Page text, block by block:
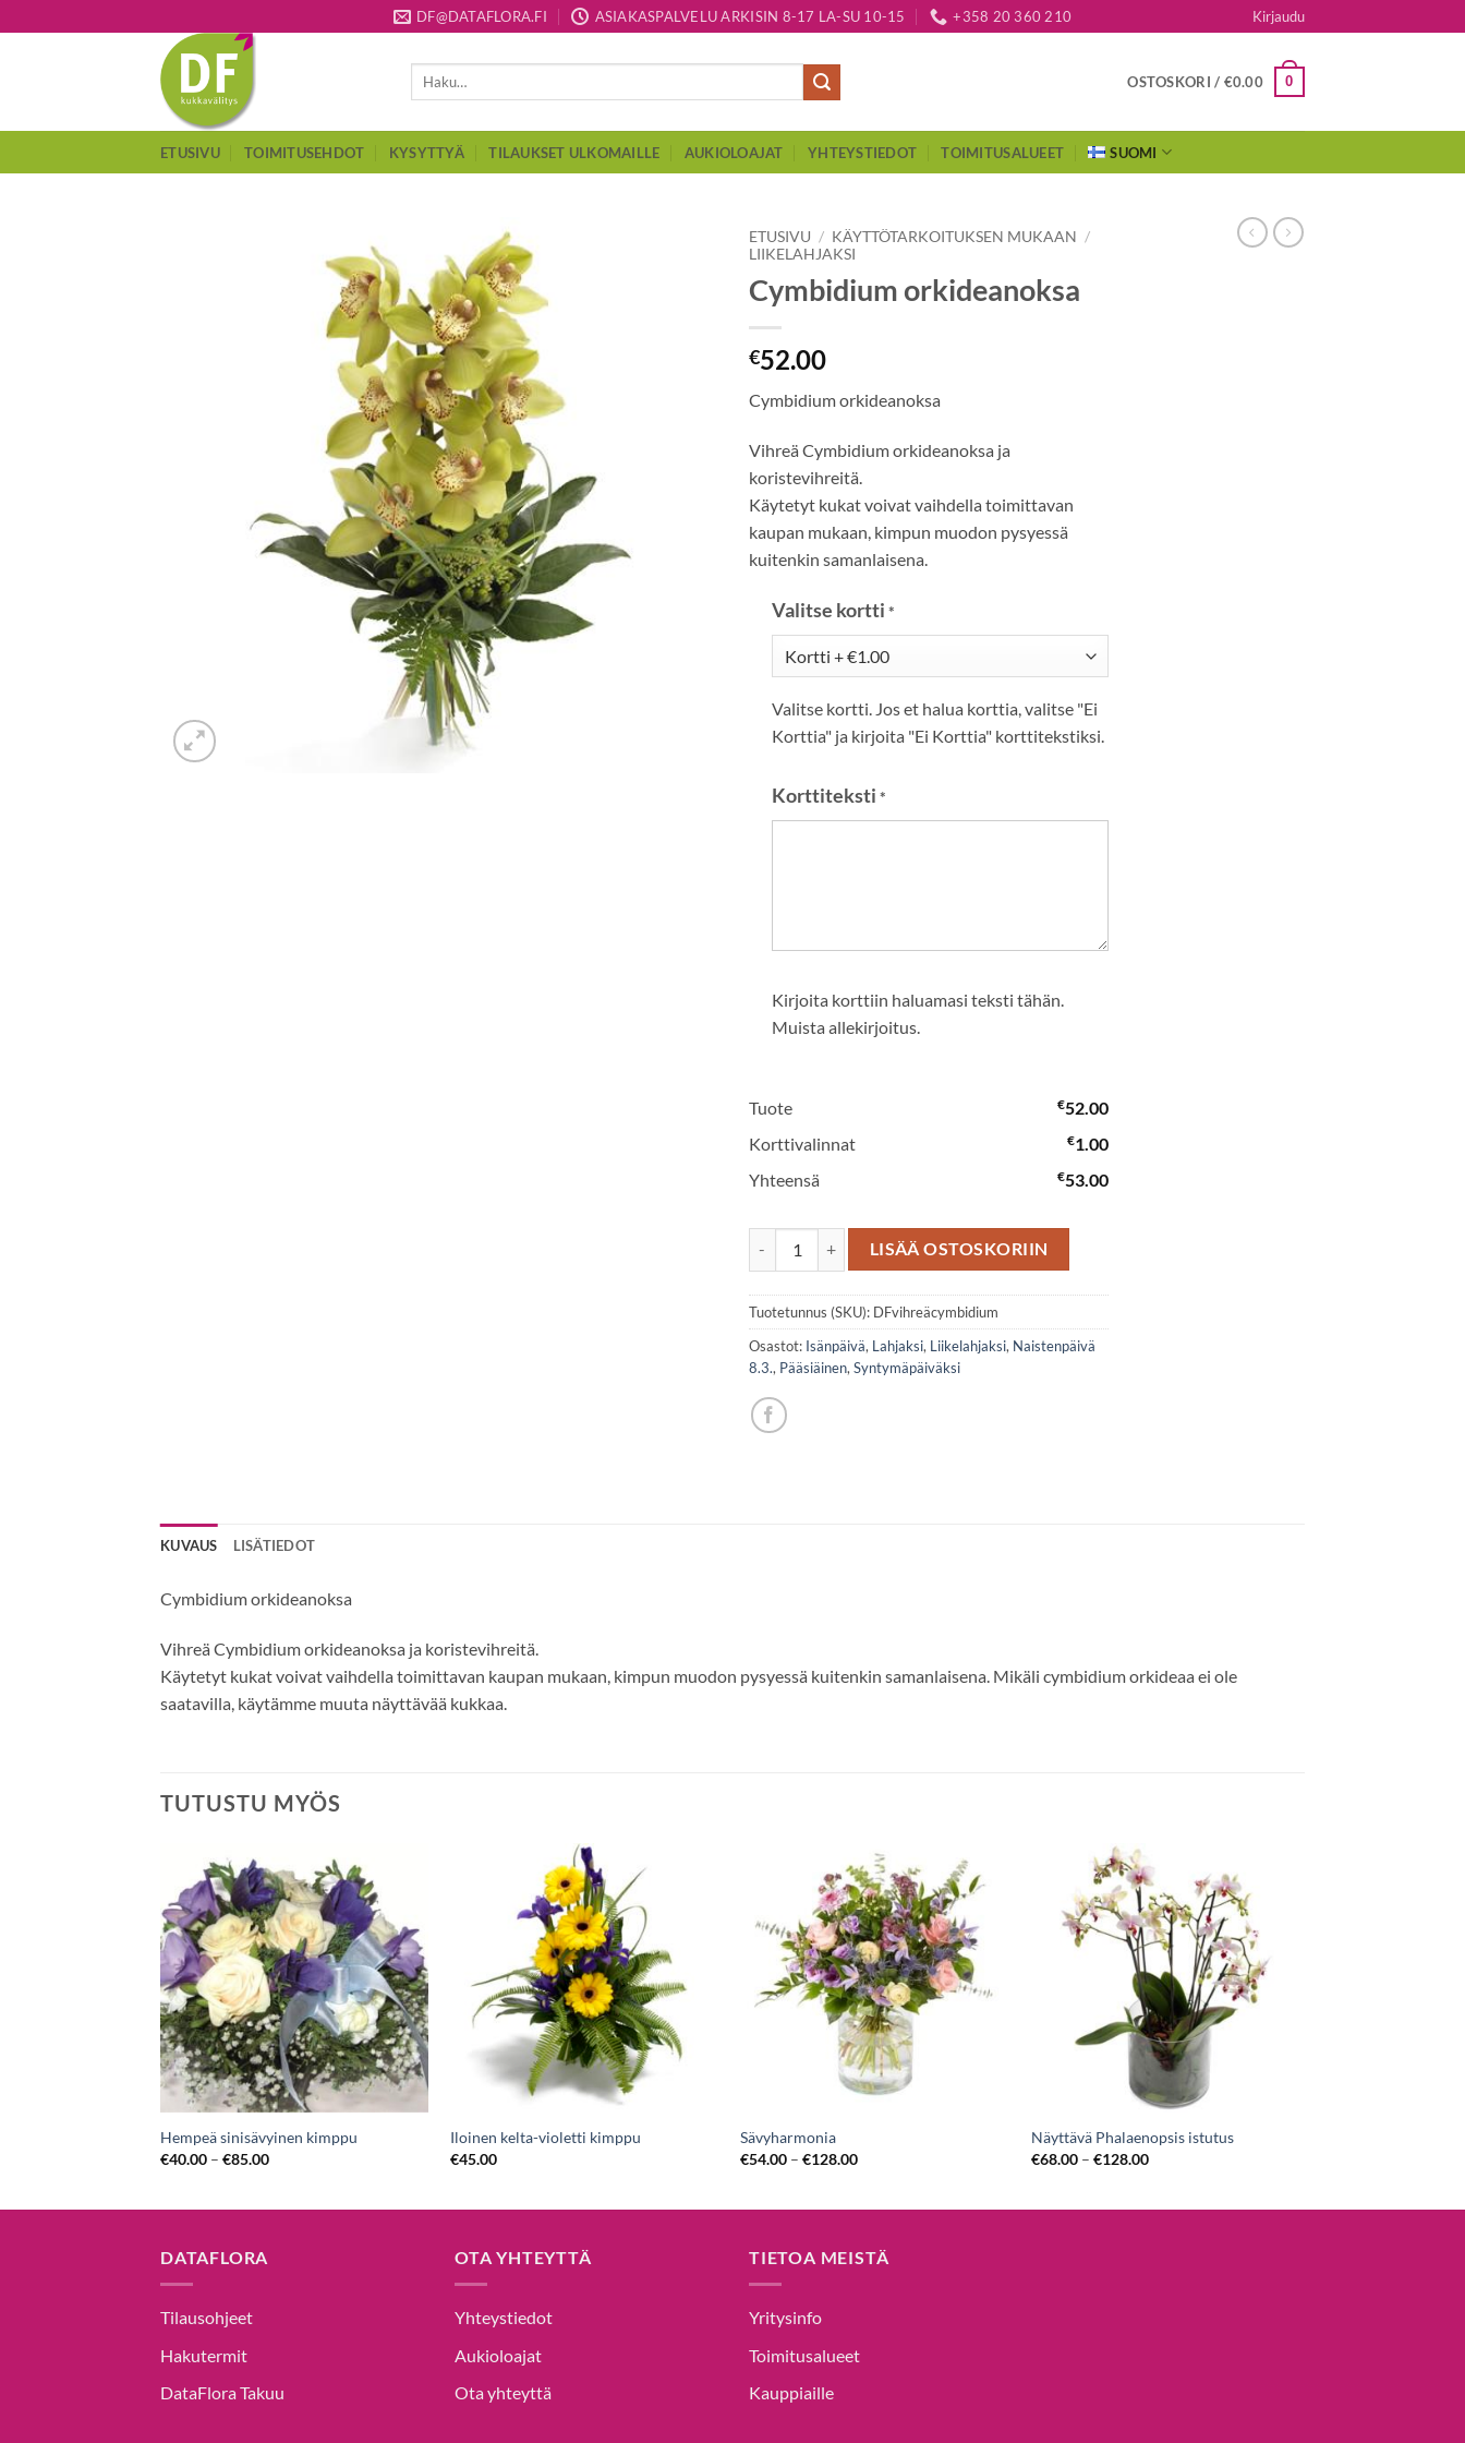
to
DF@DATAFLORA.FI ASIAKASPALVELU ARKISIN 8-17 LA-SU 10-15 +358 20 360 210 Kirjaudu
Etsi:
OSTOSKORI / €0.00 0
ETUSIVU TOIMITUSEHDOT KYSYTTYÄ TILAUKSET ULKOMAILLE AUKIOLOAJAT YHTEYSTIEDOT TOIMITUSALUEET SUOMI
ETUSIVU / KÄYTTÖTARKOITUKSEN MUKAAN /
LIIKELAHJAKSI
Cymbidium orkideanoksa
€52.00
Cymbidium orkideanoksa
Vihreä Cymbidium orkideanoksa ja
koristevihreitä.
Käytetyt kukat voivat vaihdella toimittavan
kaupan mukaan, kimpun muodon pysyessä
kuitenkin samanlaisena.
Valitse kortti *
Valitse kortti. Jos et halua korttia, valitse "Ei
Korttia" ja kirjoita "Ei Korttia" korttitekstiksi.
Korttiteksti *
Kirjoita korttiin haluamasi teksti tähän.
Muista allekirjoitus.
Tuote €52.00
Korttivalinnat
€1.00
Yhteensä
€53.00
Cymbidium orkideanoksa määrä
LISÄÄ OSTOSKORIIN
Tuotetunnus (SKU): DFvihreäcymbidium
Osastot: Isänpäivä, Lahjaksi, Liikelahjaksi, Naistenpäivä
8.3., Pääsiäinen, Syntymäpäiväksi
KUVAUS LISÄTIEDOT
Cymbidium orkideanoksa
Vihreä Cymbidium orkideanoksa ja koristevihreitä.
Käytetyt kukat voivat vaihdella toimittavan kaupan mukaan, kimpun muodon pysyessä kuitenkin samanlaisena. Mikäli cymbidium orkideaa ei ole
saatavilla, käytämme muuta näyttävää kukkaa.
TUTUSTU MYÖS
Hempeä sinisävyinen kimppu
€40.00– €85.00
Iloinen kelta-violetti kimppu
€45.00
Sävyharmonia
€54.00 –€128.00
Näyttävä Phalaenopsis istutus
€68.00– €128.00
DATAFLORA
Tilausohjeet
Hakutermit
DataFlora Takuu
OTA YHTEYTTÄ
Yhteystiedot
Aukioloajat
Ota yhteyttä
TIETOA MEISTÄ
Yritysinfo
Toimitusalueet
Kauppiaille